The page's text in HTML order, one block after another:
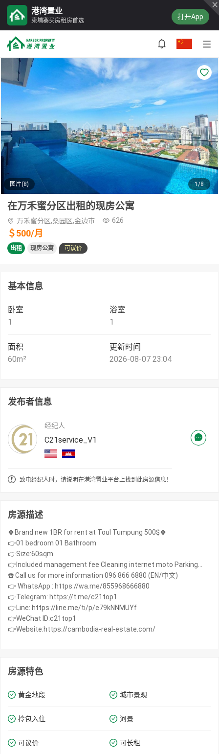
港湾置业
柬埔寨买房租房首选 打开App
图片(8) 1/8
在万禾蜜分区出租的现房公寓
万禾蜜分区,桑园区,金边市 626
＄500/月
出租 现房公寓 可议价
基本信息
卧室
1
浴室
1
面积
60m²
更新时间
2026-08-07 23:04
发布者信息
经纪人
C21service_V1
致电经纪人时，请说明在港湾置业平台上找到此房源信息！
房源描述
🍀Brand new 1BR for rent at Toul Tumpung 500$🍀
👉01 bedroom 01 Bathroom
👉Size:60sqm
👉Included management fee Cleaning internet moto Parking…
☎️ Call us for more information 096 866 6880 (EN/中文)
👉 WhatsApp : https://wa.me/855968666880
👉Telegram: https://t.me/c21top1
👉Line: https://line.me/ti/p/e79kNNMUYf
👉WeChat ID:c21top1
👉Website:https://cambodia-real-estate.com/
房源特色
黄金地段 城市景观
拎包入住 河景
可议价 可长租